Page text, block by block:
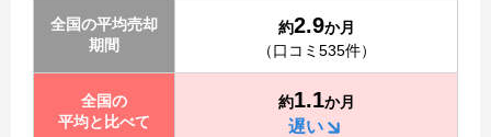
全国の平均売却
期間
約2.9か月
（口コミ535件）
全国の
平均と比べて
約1.1か月
遅い